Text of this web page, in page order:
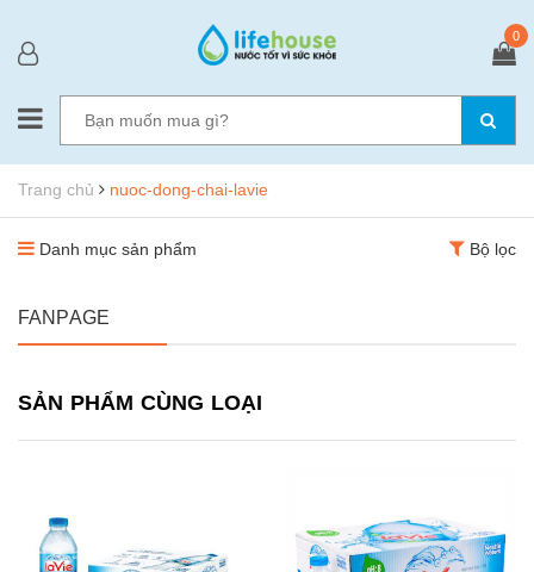
0
Trang chủ nuoc-dong-chai-lavie
Danh mục sản phẩm Bộ lọc
FANPAGE
SẢN PHẨM CÙNG LOẠI